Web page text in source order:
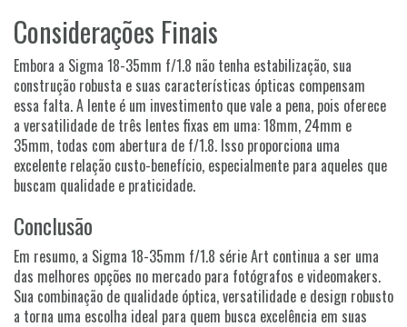
Considerações Finais
Embora a Sigma 18-35mm f/1.8 não tenha estabilização, sua
construção robusta e suas características ópticas compensam
essa falta. A lente é um investimento que vale a pena, pois oferece
a versatilidade de três lentes fixas em uma: 18mm, 24mm e
35mm, todas com abertura de f/1.8. Isso proporciona uma
excelente relação custo-benefício, especialmente para aqueles que
buscam qualidade e praticidade.
Conclusão
Em resumo, a Sigma 18-35mm f/1.8 série Art continua a ser uma
das melhores opções no mercado para fotógrafos e videomakers.
Sua combinação de qualidade óptica, versatilidade e design robusto
a torna uma escolha ideal para quem busca excelência em suas